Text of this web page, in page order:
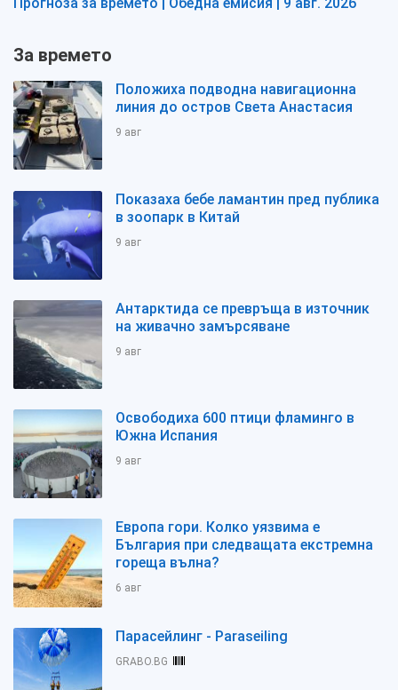
За времето
Положиха подводна навигационна
линия до остров Света Анастасия
9 авг
Показаха бебе ламантин пред публика
в зоопарк в Китай
9 авг
Антарктида се превръща в източник
на живачно замърсяване
9 авг
Освободиха 600 птици фламинго в
Южна Испания
9 авг
Европа гори. Колко уязвима е
България при следващата екстремна
гореща вълна?
6 авг
Парасейлинг - Paraseiling
GRABO.BG